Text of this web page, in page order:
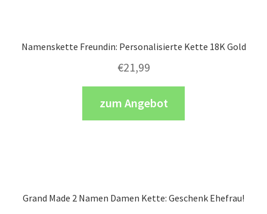
Namenskette Freundin: Personalisierte Kette 18K Gold
€21,99
zum Angebot
Grand Made 2 Namen Damen Kette: Geschenk Ehefrau!